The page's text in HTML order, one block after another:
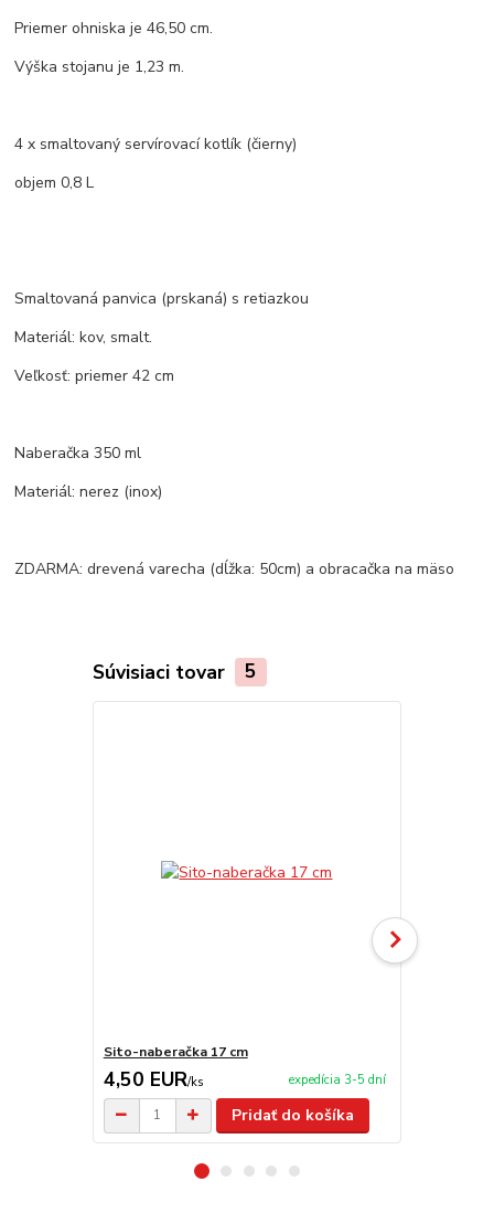
Priemer ohniska je 46,50 cm.
Výška stojanu je 1,23 m.
4 x smaltovaný servírovací kotlík (čierny)
objem 0,8 L
Smaltovaná panvica (prskaná) s retiazkou
Materiál: kov, smalt.
Veľkosť: priemer 42 cm
Naberačka 350 ml
Materiál: nerez (inox)
ZDARMA: drevená varecha (dĺžka: 50cm) a obracačka na mäso
Súvisiaci tovar 5
Sito-naberačka 17 cm
4,50 EUR/ks expedícia 3-5 dní
Pridať do košíka